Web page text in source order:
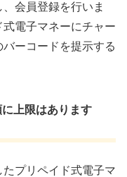
会員登録を行いま
電子マネーにチャー
ーコードを提示する
上限はあります
プリペイド式電子マ